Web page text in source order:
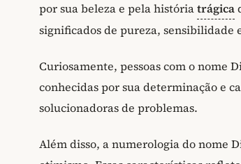
por sua beleza e pela históriatrágica
significados de pureza, sensibilidade
Curiosamente, pessoas com o nome
conhecidas por sua determinação e
solucionadoras de problemas.
Além disso, a numerologia do nome